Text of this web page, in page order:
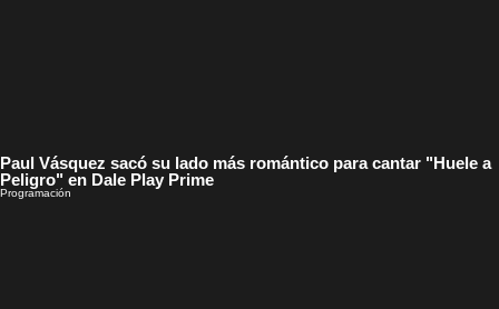
Paul Vásquez sacó su lado más romántico para cantar "Huele a
Peligro" en Dale Play Prime
Programación